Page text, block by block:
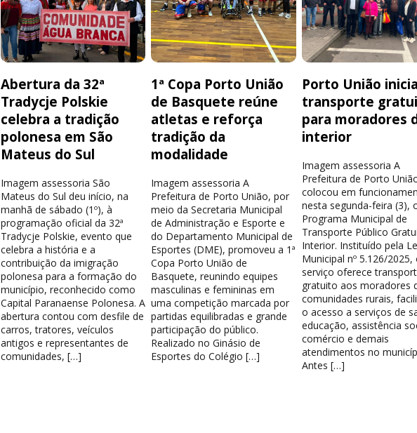
Abertura da 32ª
Tradycje Polskie
celebra a tradição
polonesa em São
Mateus do Sul
Imagem assessoria São
Mateus do Sul deu início, na
manhã de sábado (1º), à
programação oficial da 32ª
Tradycje Polskie, evento que
celebra a história e a
contribuição da imigração
polonesa para a formação do
município, reconhecido como
Capital Paranaense Polonesa. A
abertura contou com desfile de
carros, tratores, veículos
antigos e representantes de
comunidades, […]
1ª Copa Porto União
de Basquete reúne
atletas e reforça
tradição da
modalidade
Imagem assessoria A
Prefeitura de Porto União, por
meio da Secretaria Municipal
de Administração e Esporte e
do Departamento Municipal de
Esportes (DME), promoveu a 1ª
Copa Porto União de
Basquete, reunindo equipes
masculinas e femininas em
uma competição marcada por
partidas equilibradas e grande
participação do público.
Realizado no Ginásio de
Esportes do Colégio […]
Porto União
transporte
para moradores
interior
Imagem assessoria A
Prefeitura de Porto
colocou em
nesta segunda-feira (3),
Programa Municipal de
Transporte Público
Interior. Instituído pela
Municipal nº 5.126/2025,
serviço oferece
gratuito aos moradores
comunidades rurais,
o acesso a serviços de
educação, assistência
comércio e demais
atendimentos no
Antes […]